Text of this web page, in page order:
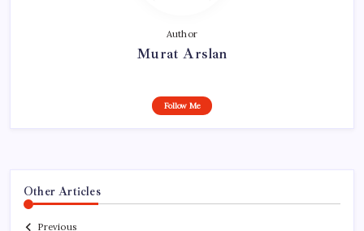
Author
Murat Arslan
Follow Me
Other Articles
Previous